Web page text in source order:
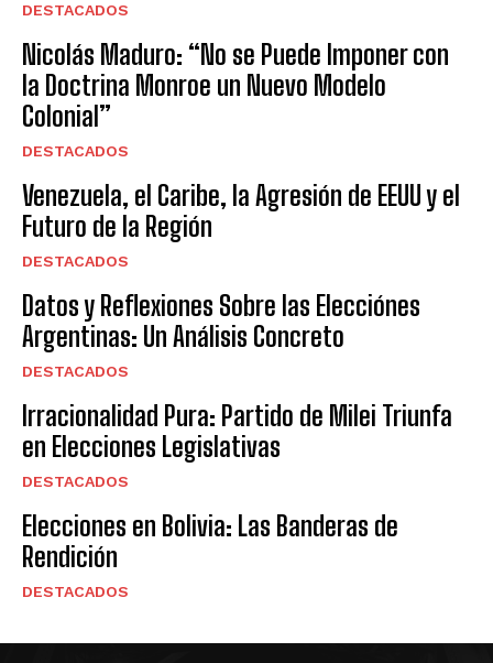
DESTACADOS
Nicolás Maduro: “No se Puede Imponer con
la Doctrina Monroe un Nuevo Modelo
Colonial”
DESTACADOS
Venezuela, el Caribe, la Agresión de EEUU y el
Futuro de la Región
DESTACADOS
Datos y Reflexiones Sobre las Elecciónes
Argentinas: Un Análisis Concreto
DESTACADOS
Irracionalidad Pura: Partido de Milei Triunfa
en Elecciones Legislativas
DESTACADOS
Elecciones en Bolivia: Las Banderas de
Rendición
DESTACADOS